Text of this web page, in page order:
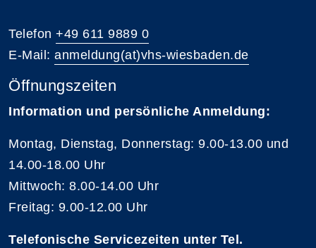
Telefon +49 611 9889 0
E-Mail: anmeldung(at)vhs-wiesbaden.de
Öffnungszeiten
Information und persönliche Anmeldung:
Montag, Dienstag, Donnerstag: 9.00-13.00 und
14.00-18.00 Uhr
Mittwoch: 8.00-14.00 Uhr
Freitag: 9.00-12.00 Uhr
Telefonische Servicezeiten unter Tel.